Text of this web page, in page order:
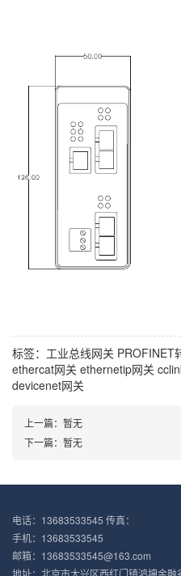
标签： 工业总线网关 PROFINET
ethercat网关 ethernetip网关
devicenet网关
上一篇：暂无
下一篇：暂无
电话：13683533545 传真：
手机：13683533545
邮箱：13683533545@163.com